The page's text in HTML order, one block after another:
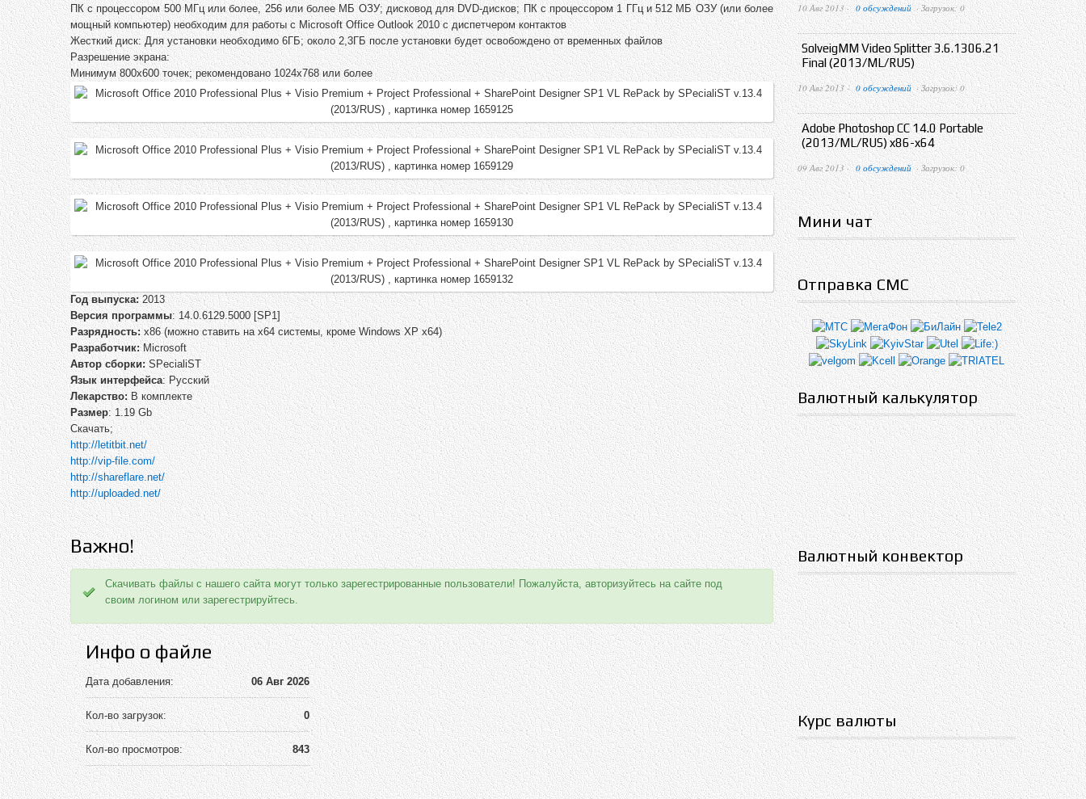
ПК с процессором 500 МГц или более, 256 или более МБ ОЗУ; дисковод для DVD-дисков; ПК с процессором 1 ГГц и 512 МБ ОЗУ (или более
мощный компьютер) необходим для работы с Microsoft Office Outlook 2010 с диспетчером контактов
Жесткий диск: Для установки необходимо 6ГБ; около 2,3ГБ после установки будет освобождено от временных файлов
Разрешение экрана:
Минимум 800x600 точек; рекомендовано 1024x768 или более
Год выпуска:2013
Версия программы: 14.0.6129.5000 [SP1]
Разрядность:х86 (можно ставить на х64 системы, кроме Windows XP x64)
Разработчик:Microsoft
Автор сборки:SPecialiST
Язык интерфейса: Русский
Лекарство:В комплекте
Размер: 1.19 Gb
Скачать;
http://letitbit.net/
http://vip-file.com/
http://shareflare.net/
http://uploaded.net/
Важно!
Скачивать файлы с нашего сайта могут только зарегестрированные пользователи! Пожалуйста, авторизуйтесь на сайте под
своим логином или зарегестрируйтесь.
Инфо о файле
Дата добавления: 06 Авг 2026
Кол-во загрузок: 0
Кол-во просмотров: 843
10 Авг 2013 · 0 обсуждений · Загрузок: 0
SolveigMM Video Splitter 3.6.1306.21
Final (2013/ML/RUS)
10 Авг 2013 · 0 обсуждений · Загрузок: 0
Adobe Photoshop CC 14.0 Portable
(2013/ML/RUS) x86-x64
09 Авг 2013 · 0 обсуждений · Загрузок: 0
Мини чат
Отправка СМС
Валютный калькулятор
Валютный конвектор
Курс валюты